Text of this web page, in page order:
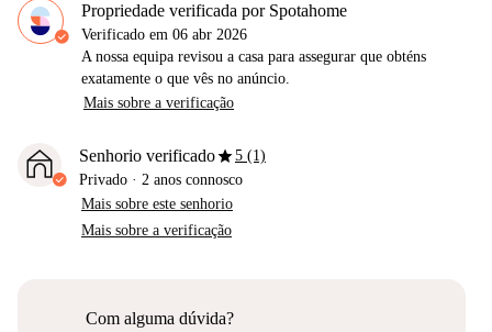
Propriedade verificada por Spotahome
Verificado em 06 abr 2026
A nossa equipa revisou a casa para assegurar que obténs
exatamente o que vês no anúncio.
Mais sobre a verificação
Senhorio verificadostar5 (1)
Privado · 2 anos connosco
Mais sobre este senhorio
Mais sobre a verificação
Com alguma dúvida?